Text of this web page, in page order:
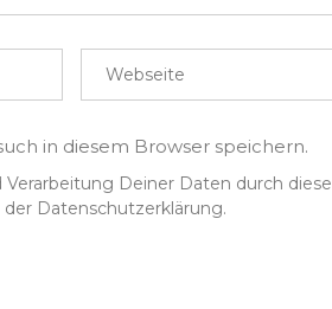
in diesem Browser speichern.
Deiner Daten durch diese
Datenschutzerklärung.